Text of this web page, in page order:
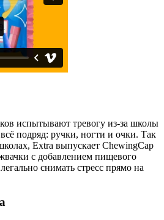
испытывают тревогу из-за школы
подряд: ручки, ногти и очки. Так
Extra выпускает ChewingCap
с добавлением пищевого
снимать стресс прямо на